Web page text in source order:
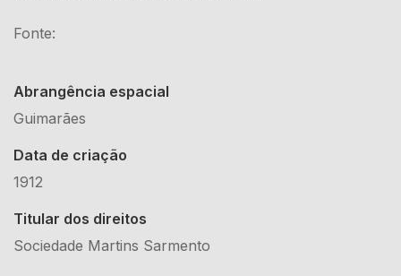
Fonte:
Abrangência espacial
Guimarães
Data de criação
1912
Titular dos direitos
Sociedade Martins Sarmento